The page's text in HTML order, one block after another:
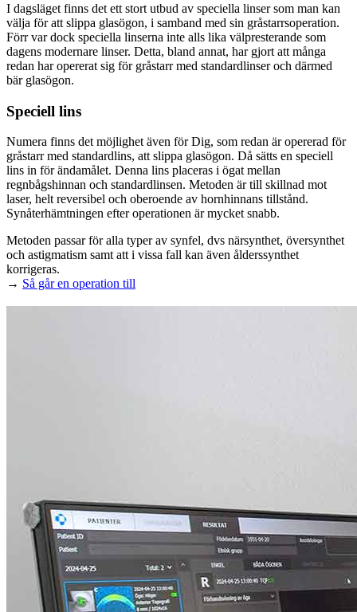
I dagsläget finns det ett stort utbud av speciella linser som man kan
välja för att slippa glasögon, i samband med sin gråstarrsoperation.
Förr var dock speciella linserna inte alls lika välpresterande som
dagens modernare linser. Detta, bland annat, har gjort att många
redan har opererat sig för gråstarr med standardlinser och därmed
bär glasögon.
Speciell lins
Numera finns det möjlighet även för Dig, som redan är opererad för
gråstarr med standardlins, att slippa glasögon. Då sätts en speciell
lins in för ändamålet. Denna lins placeras i ögat mellan
regnbågshinnan och standardlinsen. Metoden är till skillnad mot
laser, helt reversibel och oberoende av hornhinnans tillstånd.
Synåterhämtningen efter operationen är mycket snabb.
Metoden passar för alla typer av synfel, dvs närsynthet, översynthet
och astigmatism samt att i vissa fall kan även ålderssynthet
korrigeras.
→ Så går en operation till